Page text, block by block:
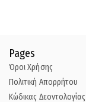
Pages
Όροι Χρήσης
Πολιτική Απορρήτου
Κώδικας Δεοντολογίας